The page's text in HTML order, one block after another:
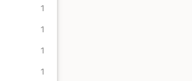
1
1
1
1